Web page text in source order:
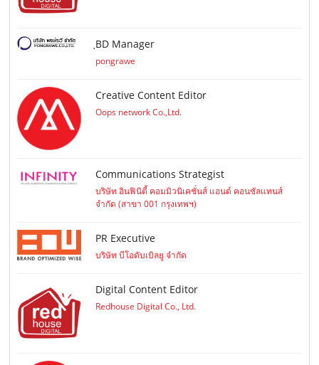
ฺBD Manager
pongrawe
Creative Content Editor
Oops network Co.,Ltd.
Communications Strategist
บริษัท อินฟินิตี้ คอมมิวนิเคชั่นส์ แอนด์ คอนซัลแทนส์
จำกัด (สาขา 001 กรุงเทพฯ)
PR Executive
บริษัท บีโอดับเบิลยู จำกัด
Digital Content Editor
Redhouse Digital Co., Ltd.